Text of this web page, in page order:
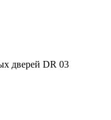
дверей DR 03